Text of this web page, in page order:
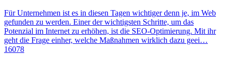
Für Unternehmen ist es in diesen Tagen wichtiger denn je, im Web
gefunden zu werden. Einer der wichtigsten Schritte, um das
Potenzial im Internet zu erhöhen, ist die SEO-Optimierung. Mit ihr
geht die Frage einher, welche Maßnahmen wirklich dazu geei…
16078